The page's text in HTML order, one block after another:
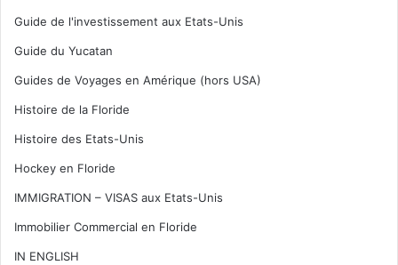
Guide de l'investissement aux Etats-Unis
Guide du Yucatan
Guides de Voyages en Amérique (hors USA)
Histoire de la Floride
Histoire des Etats-Unis
Hockey en Floride
IMMIGRATION – VISAS aux Etats-Unis
Immobilier Commercial en Floride
IN ENGLISH